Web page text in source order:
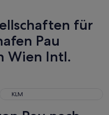
für
Pau
Wien Intl.
KLM
KLM